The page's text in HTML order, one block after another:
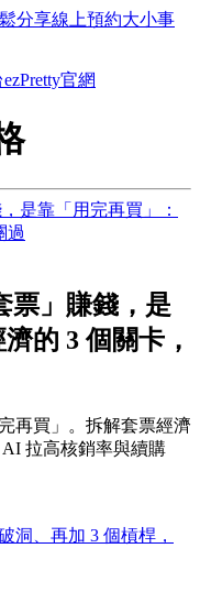
ezPretty官網
票」賺錢，是
的 3 個關卡，
再買」。拆解套票經濟
拉高核銷率與續購